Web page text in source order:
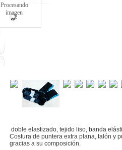
Procesando
imagen
doble elastizado, tejido liso, banda
Costura de puntera extra plana, talón y
gracias a su composición.